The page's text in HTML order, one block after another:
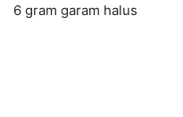
6 gram garam halus